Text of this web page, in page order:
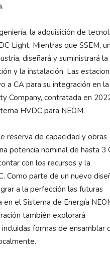
la adquisición de
Light. Mientras que SSEM, un
diseñará y suministrará la
y la instalación. Las
a CA para su integración en
Company, contratada en
HVDC para NEOM.
reserva de capacidad y obras
potencia nominal de hasta 3
con los recursos y la
Como parte de un nuevo
a la perfección las futuras
el Sistema de Energía
también explorará
formas de ensamblar